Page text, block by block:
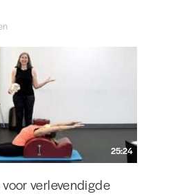
25:24
verlevendigde